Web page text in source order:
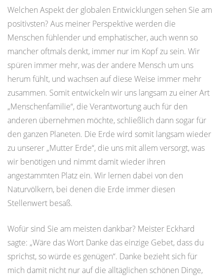
Welchen Aspekt der globalen Entwicklungen sehen Sie am
positivsten? Aus meiner Perspektive werden die
Menschen fühlender und emphatischer, auch wenn so
mancher oftmals denkt, immer nur im Kopf zu sein. Wir
spüren immer mehr, was der andere Mensch um uns
herum fühlt, und wachsen auf diese Weise immer mehr
zusammen. Somit entwickeln wir uns langsam zu einer Art
„Menschenfamilie“, die Verantwortung auch für den
anderen übernehmen möchte, schließlich dann sogar für
den ganzen Planeten. Die Erde wird somit langsam wieder
zu unserer „Mutter Erde“, die uns mit allem versorgt, was
wir benötigen und nimmt damit wieder ihren
angestammten Platz ein. Wir lernen dabei von den
Naturvölkern, bei denen die Erde immer diesen
Stellenwert besaß.
Wofür sind Sie am meisten dankbar? Meister Eckhard
sagte: „Wäre das Wort Danke das einzige Gebet, dass du
sprichst, so würde es genügen“. Danke bezieht sich für
mich damit nicht nur auf die alltäglichen schönen Dinge,